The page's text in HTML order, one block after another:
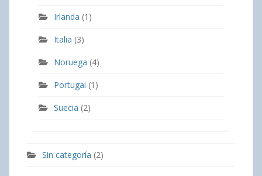
Irlanda (1)
Italia (3)
Noruega (4)
Portugal (1)
Suecia (2)
Sin categoría (2)